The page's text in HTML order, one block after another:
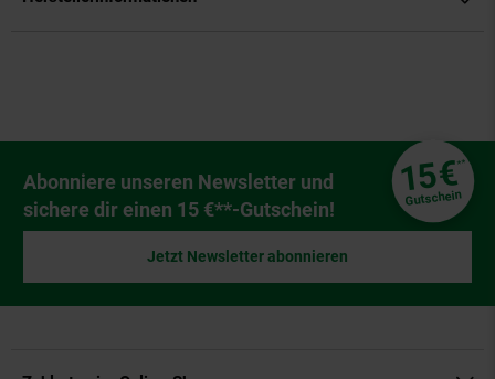
Newsletter Anmeldung
Abonniere unseren Newsletter und
sichere dir einen 15 €**-Gutschein!
15€**
Gutschein
Jetzt Newsletter abonnieren